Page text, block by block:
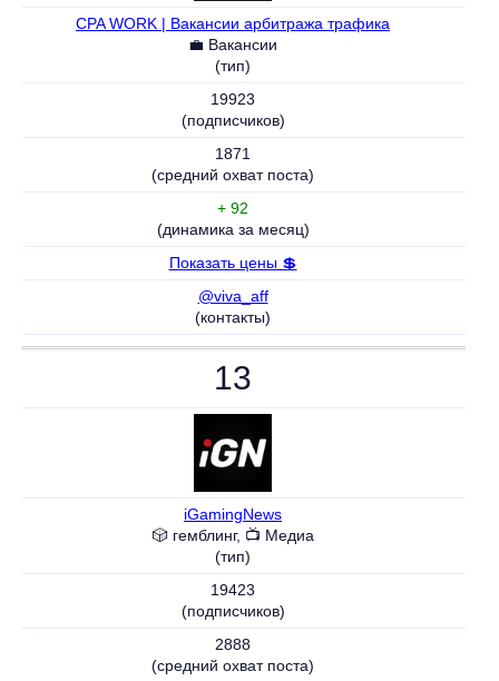
CPA WORK | Вакансии арбитража трафика
💼 Вакансии
(тип)
19923
(подписчиков)
1871
(средний охват поста)
+ 92
(динамика за месяц)
Показать цены 💲
@viva_aff
(контакты)
13
iGamingNews
🎲 гемблинг, 📺 Медиа
(тип)
19423
(подписчиков)
2888
(средний охват поста)